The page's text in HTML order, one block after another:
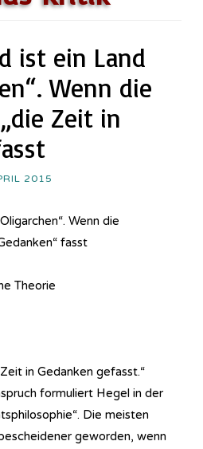
ist ein Land
Wenn die
Zeit in
2015
Wenn die
fasst
Theorie
in Gedanken gefasst.“
formuliert Hegel in der
Die meisten
geworden, wenn